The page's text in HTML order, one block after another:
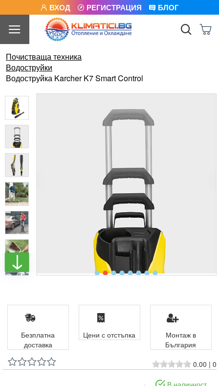
ВХОД РЕГИСТРАЦИЯ БЛОГ
Почистваща техника
Водоструйки
Водоструйка Karcher K7 Smart Control
0.00 | 0
В наличност
Безплатна
доставка
Цени с отстъпка
Монтаж в
България